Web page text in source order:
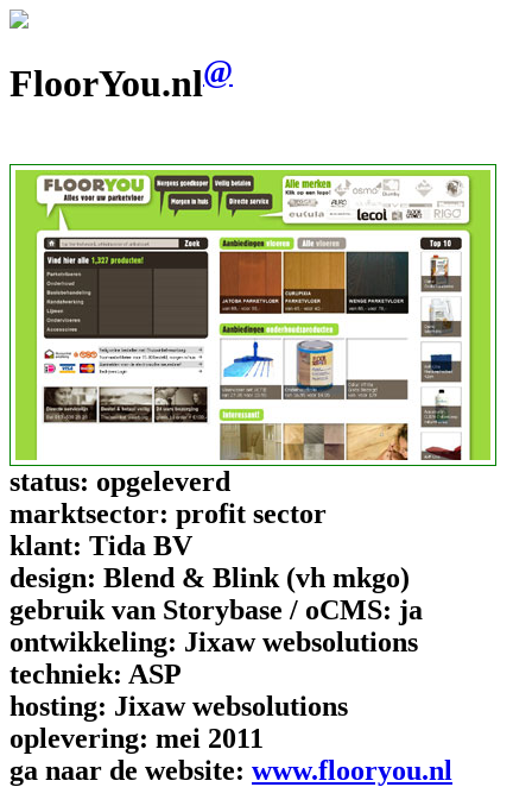
FloorYou.nl@
status: opgeleverd
marktsector: profit sector
klant: Tida BV
design: Blend & Blink (vh mkgo)
gebruik van Storybase / oCMS: ja
ontwikkeling: Jixaw websolutions
techniek: ASP
hosting: Jixaw websolutions
oplevering: mei 2011
ga naar de website: www.flooryou.nl